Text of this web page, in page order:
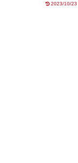
2023/10/23